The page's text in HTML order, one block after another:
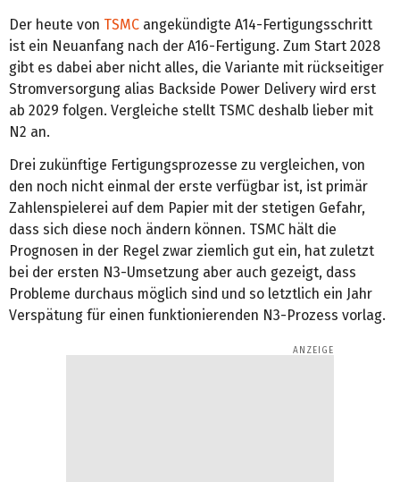
Der heute von TSMC angekündigte A14-Fertigungsschritt
ist ein Neuanfang nach der A16-Fertigung. Zum Start 2028
gibt es dabei aber nicht alles, die Variante mit rückseitiger
Stromversorgung alias Backside Power Delivery wird erst
ab 2029 folgen. Vergleiche stellt TSMC deshalb lieber mit
N2 an.
Drei zukünftige Fertigungsprozesse zu vergleichen, von
den noch nicht einmal der erste verfügbar ist, ist primär
Zahlenspielerei auf dem Papier mit der stetigen Gefahr,
dass sich diese noch ändern können. TSMC hält die
Prognosen in der Regel zwar ziemlich gut ein, hat zuletzt
bei der ersten N3-Umsetzung aber auch gezeigt, dass
Probleme durchaus möglich sind und so letztlich ein Jahr
Verspätung für einen funktionierenden N3-Prozess vorlag.